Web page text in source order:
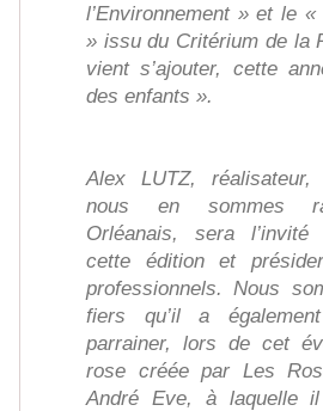
l’Environnement » et le
» issu du Critérium de la
vient s’ajouter, cette
des enfants ».
Alex LUTZ, réalisateur,
nous en sommes
Orléanais, sera l’invité
cette édition et
professionnels. Nous
fiers qu’il a
parrainer, lors de cet
rose créée par Les
André Eve, à laquelle